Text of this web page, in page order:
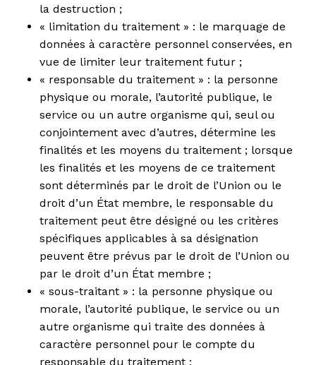
la destruction ;
« limitation du traitement » : le marquage de
données à caractère personnel conservées, en
vue de limiter leur traitement futur ;
« responsable du traitement » : la personne
physique ou morale, l’autorité publique, le
service ou un autre organisme qui, seul ou
conjointement avec d’autres, détermine les
finalités et les moyens du traitement ; lorsque
les finalités et les moyens de ce traitement
sont déterminés par le droit de l’Union ou le
droit d’un État membre, le responsable du
traitement peut être désigné ou les critères
spécifiques applicables à sa désignation
peuvent être prévus par le droit de l’Union ou
par le droit d’un État membre ;
« sous-traitant » : la personne physique ou
morale, l’autorité publique, le service ou un
autre organisme qui traite des données à
caractère personnel pour le compte du
responsable du traitement ;